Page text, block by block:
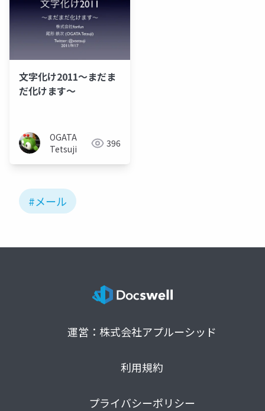
文字化け2011〜まだま
だ化けます〜
OGATA
Tetsuji
396
#メール
運営：株式会社アプルーシッド
利用規約
プライバシーポリシー